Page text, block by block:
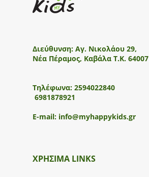
Διεύθυνση: Αγ. Νικολάου 29,
Νέα Πέραμος, Καβάλα Τ.Κ. 64007
Τηλέφωνα: 2594022840
6981878921
E-mail: info@myhappykids.gr
ΧΡΗΣΙΜΑ LINKS